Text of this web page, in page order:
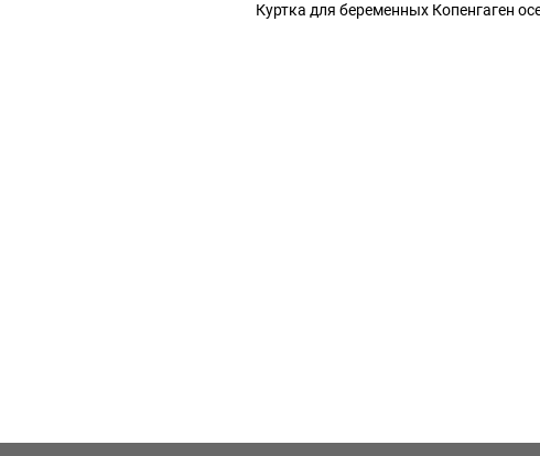
Куртка для беременных Копенгаген